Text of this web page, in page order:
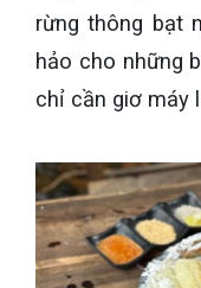
rừng thông bạt
hảo cho những
chỉ cần giơ máy